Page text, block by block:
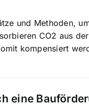
und Methoden,
CO2 aus
kompensiert
eine